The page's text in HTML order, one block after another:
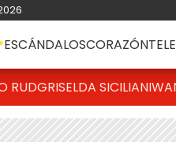
ESCÁNDALOSCORAZÓN
RUDGRISELDA SICILIANI